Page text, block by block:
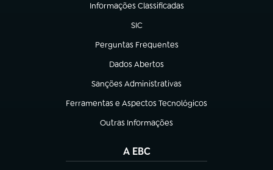
Informações Classificadas
(abre em nova aba)
SIC
(abre em nova aba)
Perguntas Frequentes
(abre em nova aba)
Dados Abertos
(abre em nova aba)
Sanções Administrativas
(abre em nova aba)
Ferramentas e Aspectos Tecnológicos
(abre em nova aba)
Outras Informações
(abre em nova aba)
A EBC